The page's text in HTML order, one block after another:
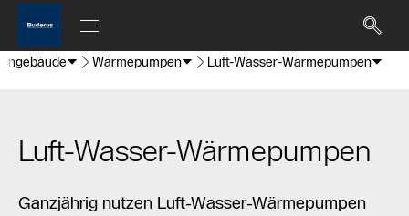
Wärmepumpen Luft-Wasser-Wärmepumpen
Luft-Wasser-Wärmepumpen
Ganzjährig nutzen Luft-Wasser-Wärmepumpen